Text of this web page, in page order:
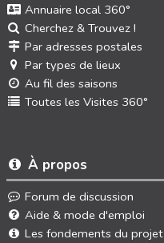
Annuaire local 360°
Cherchez & Trouvez !
Par adresses postales
Par types de lieux
Au fil des saisons
Toutes les Visites 360°
À propos
Forum de discussion
Aide & mode d'emploi
Les fondements du projet